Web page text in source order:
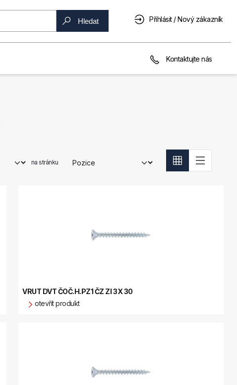
Hledat Přihlásit / Nový zákazník
Kontaktujte nás
na stránku
VRUT DVT ČOČ.H.PZ1 ČZ ZI 3X 30
otevřít produkt